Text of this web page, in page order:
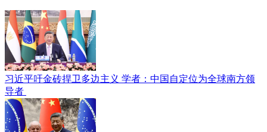
习近平吁金砖捍卫多边主义 学者：中国自定位为全球南方领
导者